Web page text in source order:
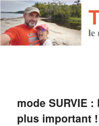
mode SURVIE
plus important !